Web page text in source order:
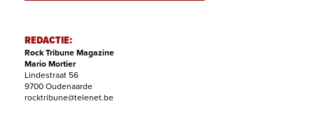
REDACTIE:
Rock Tribune Magazine
Mario Mortier
Lindestraat 56
9700 Oudenaarde
rocktribune@telenet.be